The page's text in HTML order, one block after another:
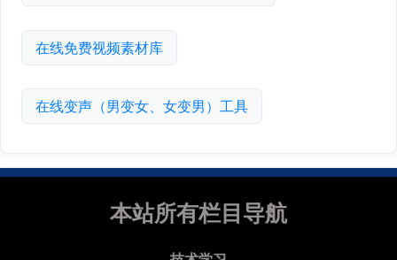
在线免费视频素材库
在线变声（男变女、女变男）工具
本站所有栏目导航